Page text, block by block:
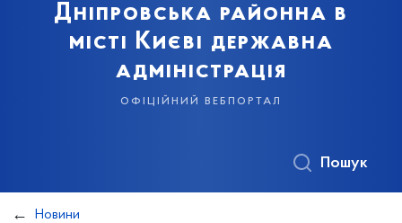
Дніпровська районна в
місті Києві державна
адміністрація
офіційний вебпортал
Пошук
Новини